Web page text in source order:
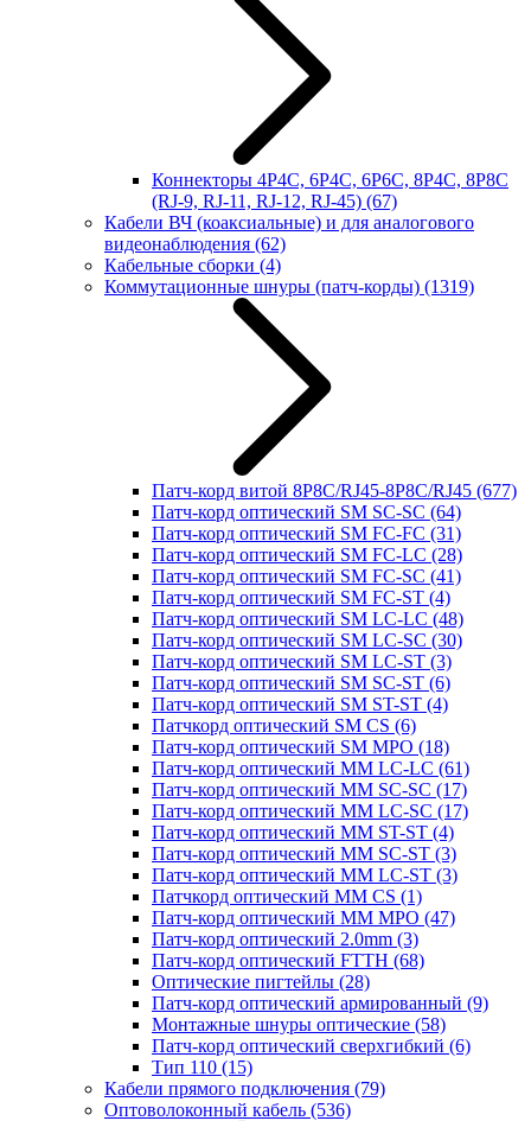
Коннекторы 4P4C, 6P4C, 6P6C, 8P4C, 8P8C
(RJ-9, RJ-11, RJ-12, RJ-45) (67)
Кабели ВЧ (коаксиальные) и для аналогового
видеонаблюдения (62)
Кабельные сборки (4)
Коммутационные шнуры (патч-корды) (1319)
Патч-корд витой 8P8C/RJ45-8P8C/RJ45 (677)
Патч-корд оптический SM SC-SC (64)
Патч-корд оптический SM FC-FC (31)
Патч-корд оптический SM FC-LC (28)
Патч-корд оптический SM FC-SC (41)
Патч-корд оптический SM FC-ST (4)
Патч-корд оптический SM LC-LC (48)
Патч-корд оптический SM LC-SC (30)
Патч-корд оптический SM LC-ST (3)
Патч-корд оптический SM SC-ST (6)
Патч-корд оптический SM ST-ST (4)
Патчкорд оптический SM CS (6)
Патч-корд оптический SM MPO (18)
Патч-корд оптический MM LC-LC (61)
Патч-корд оптический MM SC-SC (17)
Патч-корд оптический MM LC-SC (17)
Патч-корд оптический MM ST-ST (4)
Патч-корд оптический MM SC-ST (3)
Патч-корд оптический MM LC-ST (3)
Патчкорд оптический MM CS (1)
Патч-корд оптический MM MPO (47)
Патч-корд оптический 2.0mm (3)
Патч-корд оптический FTTH (68)
Оптические пигтейлы (28)
Патч-корд оптический армированный (9)
Монтажные шнуры оптические (58)
Патч-корд оптический сверхгибкий (6)
Тип 110 (15)
Кабели прямого подключения (79)
Оптоволоконный кабель (536)